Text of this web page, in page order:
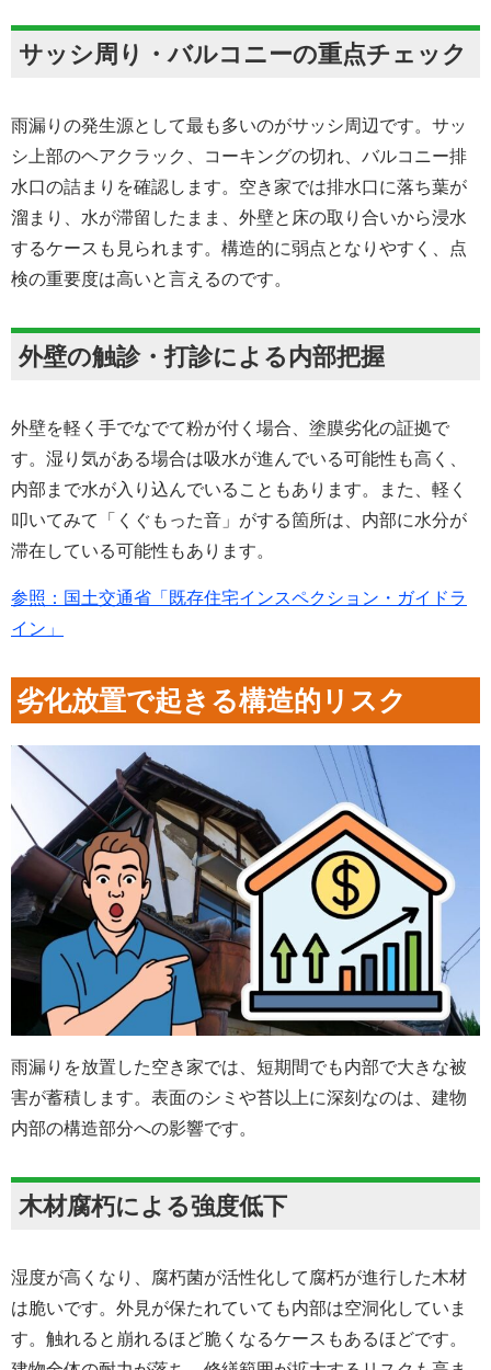
サッシ周り・バルコニーの重点チェック
雨漏りの発生源として最も多いのがサッシ周辺です。サッ
シ上部のヘアクラック、コーキングの切れ、バルコニー排
水口の詰まりを確認します。空き家では排水口に落ち葉が
溜まり、水が滞留したまま、外壁と床の取り合いから浸水
するケースも見られます。構造的に弱点となりやすく、点
検の重要度は高いと言えるのです。
外壁の触診・打診による内部把握
外壁を軽く手でなでて粉が付く場合、塗膜劣化の証拠で
す。湿り気がある場合は吸水が進んでいる可能性も高く、
内部まで水が入り込んでいることもあります。また、軽く
叩いてみて「くぐもった音」がする箇所は、内部に水分が
滞在している可能性もあります。
参照：国土交通省「既存住宅インスペクション・ガイドラ
イン」
劣化放置で起きる構造的リスク
雨漏りを放置した空き家では、短期間でも内部で大きな被
害が蓄積します。表面のシミや苔以上に深刻なのは、建物
内部の構造部分への影響です。
木材腐朽による強度低下
湿度が高くなり、腐朽菌が活性化して腐朽が進行した木材
は脆いです。外見が保たれていても内部は空洞化していま
す。触れると崩れるほど脆くなるケースもあるほどです。